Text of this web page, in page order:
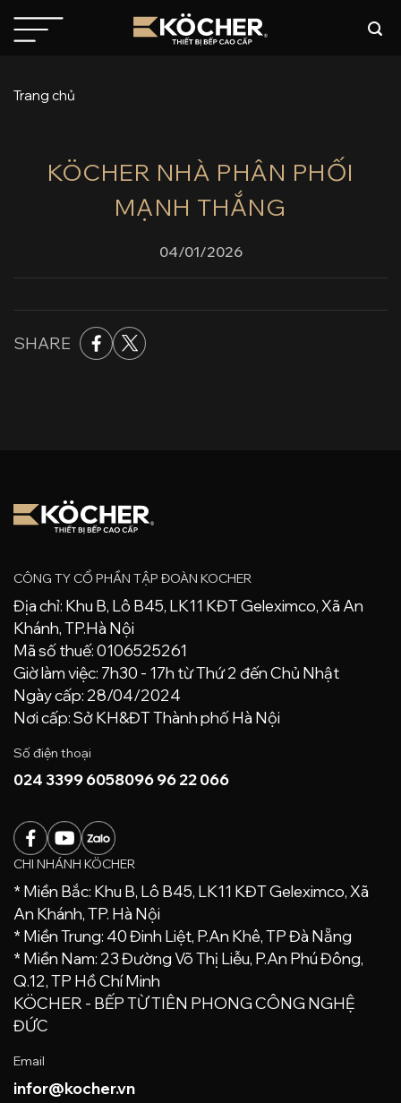
qua
Trang chủ
KÖCHER NHÀ PHÂN PHỐI
MẠNH THẮNG
04/01/2026
SHARE
CÔNG TY CỔ PHẦN TẬP ĐOÀN KOCHER
Địa chỉ: Khu B, Lô B45, LK11 KĐT Geleximco, Xã An
Khánh, TP.Hà Nội
Mã số thuế: 0106525261
Giờ làm việc: 7h30 - 17h từ Thứ 2 đến Chủ Nhật
Ngày cấp: 28/04/2024
Nơi cấp: Sở KH&ĐT Thành phố Hà Nội
Số điện thoại
024 3399 6058096 96 22 066
CHI NHÁNH KÖCHER
* Miền Bắc: Khu B, Lô B45, LK11 KĐT Geleximco, Xã
An Khánh, TP. Hà Nội
* Miền Trung: 40 Đinh Liệt, P.An Khê, TP Đà Nẵng
* Miền Nam: 23 Đường Võ Thị Liễu, P.An Phú Đông,
Q.12, TP Hồ Chí Minh
KÖCHER - BẾP TỪ TIÊN PHONG CÔNG NGHỆ
ĐỨC
Email
infor@kocher.vn